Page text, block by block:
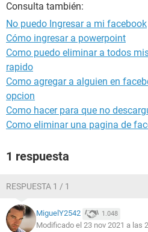
Consulta también:
No puedo Ingresar a mi facebook
Cómo ingresar a powerpoint
Como puedo eliminar a todos
rapido
Como agregar a alguien en
opcion
Como hacer para que no
Como eliminar una pagina de
1 respuesta
RESPUESTA 1 / 1
MiguelY2542 1.048
Modificado el 23 nov 2021 a las